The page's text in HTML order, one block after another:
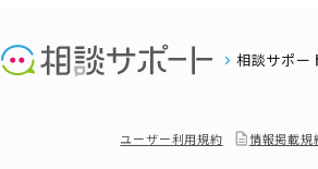
相談サポー
ユーザー利用規約 情報掲載規